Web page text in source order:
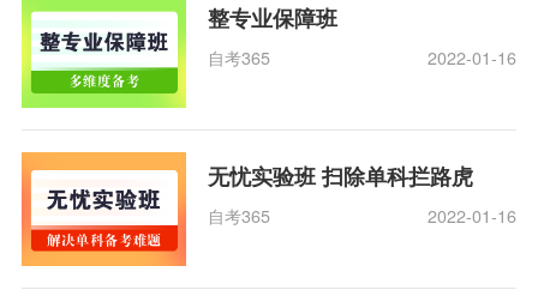
整专业保障班
自考365 2022-01-16
无忧实验班 扫除单科拦路虎
自考365 2022-01-16